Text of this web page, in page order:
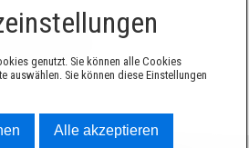
genutzt. Sie können alle Cookies
auswählen. Sie können diese Einstellungen
Alle akzeptieren